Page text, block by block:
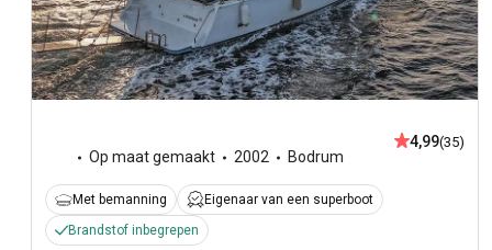
Op maat gemaakt 2002 Bodrum
4,99(35)
Met bemanning
Eigenaar van een superboot
Brandstof inbegrepen